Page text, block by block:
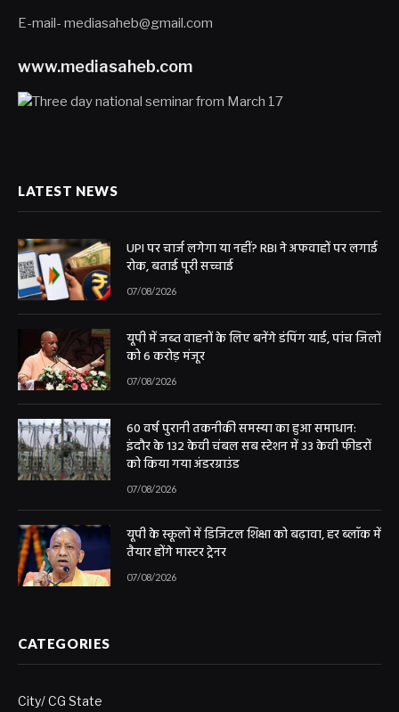
E-mail- mediasaheb@gmail.com
www.mediasaheb.com
LATEST NEWS
UPI पर चार्ज लगेगा या नहीं? RBI ने अफवाहों पर लगाई
रोक, बताई पूरी सच्चाई
07/08/2026
यूपी में जब्त वाहनों के लिए बनेंगे डंपिंग यार्ड, पांच जिलों
को 6 करोड़ मंजूर
07/08/2026
60 वर्ष पुरानी तकनीकी समस्या का हुआ समाधान:
इंदौर के 132 केवी चंबल सब स्टेशन में 33 केवी फीडरों
को किया गया अंडरग्राउंड
07/08/2026
यूपी के स्कूलों में डिजिटल शिक्षा को बढ़ावा, हर ब्लॉक में
तैयार होंगे मास्टर ट्रेनर
07/08/2026
CATEGORIES
City/ CG State